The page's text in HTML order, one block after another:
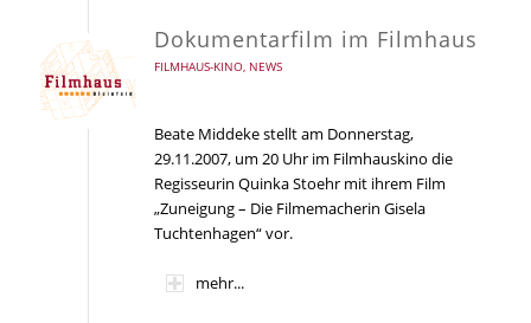
Dokumentarfilm im Filmhaus
FILMHAUS-KINO, NEWS
Beate Middeke stellt am Donnerstag,
29.11.2007, um 20 Uhr im Filmhauskino die
Regisseurin Quinka Stoehr mit ihrem Film
„Zuneigung – Die Filmemacherin Gisela
Tuchtenhagen“ vor.
mehr...